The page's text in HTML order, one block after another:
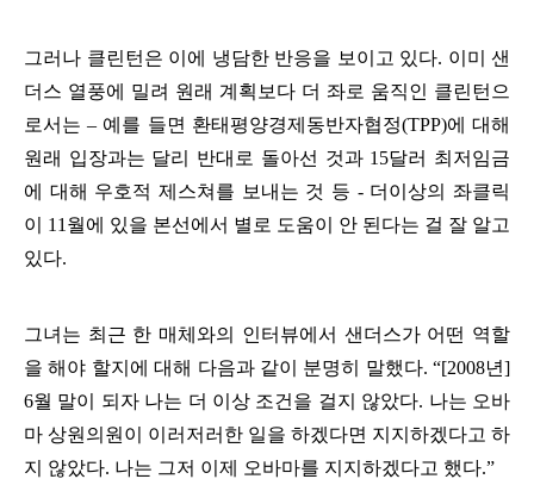
그러나 클린턴은 이에 냉담한 반응을 보이고 있다. 이미 샌
더스 열풍에 밀려 원래 계획보다 더 좌로 움직인 클린턴으
로서는– 예를 들면 환태평양경제동반자협정(TPP)에 대해
원래 입장과는 달리 반대로 돌아선 것과 15달러 최저임금
에 대해 우호적 제스쳐를 보내는 것 등 - 더이상의 좌클릭
이 11 월에 있을 본선에서 별로 도움이 안 된다는 걸 잘 알고
있다.
그녀는 최근 한 매체와의 인터뷰에서 샌더스가 어떤 역할
을 해야 할지에 대해 다음과 같이 분명히 말했다. “[2008년]
6월 말이 되자 나는 더 이상 조건을 걸지 않았다. 나는 오바
마 상원의원이 이러저러한 일을 하겠다면 지지하겠다고 하
지 않았다. 나는 그저 이제 오바마를 지지하겠다고 했다.”